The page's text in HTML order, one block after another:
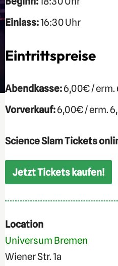
Einlass:16:30 Uhr
Eintrittspreise
Abendkasse:6,00€ / erm.
Vorverkauf:6,00€ / erm.
Science Slam Tickets
Jetzt Tickets kaufen!
Location
Universum Bremen
Wiener Str. 1a